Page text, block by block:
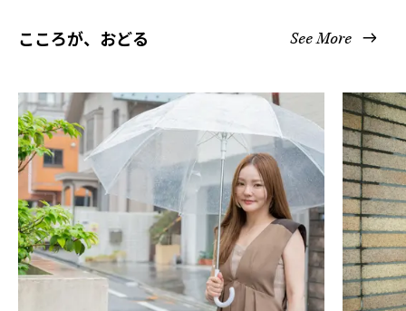
こころが、おどる See More